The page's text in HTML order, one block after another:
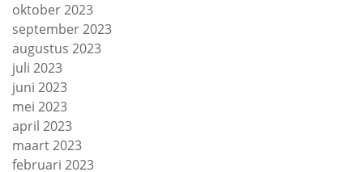
oktober 2023
september 2023
augustus 2023
juli 2023
juni 2023
mei 2023
april 2023
maart 2023
februari 2023